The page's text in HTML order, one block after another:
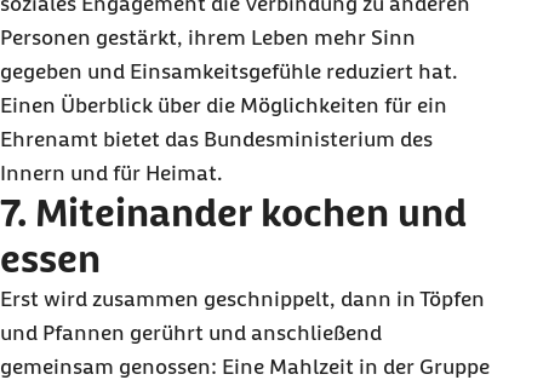
Personen gestärkt, ihrem Leben mehr Sinn
gegeben und Einsamkeitsgefühle reduziert hat.
Einen Überblick über die Möglichkeiten für ein
Ehrenamt bietet das Bundesministerium des
Innern und für Heimat.
7. Miteinander kochen und
essen
Erst wird zusammen geschnippelt, dann in Töpfen
und Pfannen gerührt und anschließend
gemeinsam genossen: Eine Mahlzeit in der Gruppe